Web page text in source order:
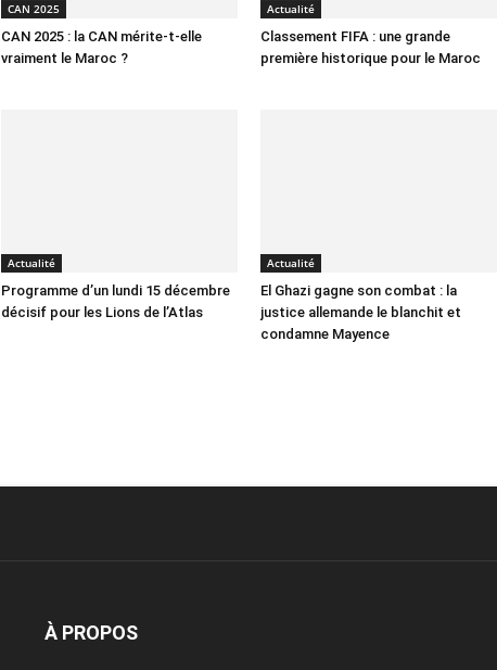
CAN 2025
CAN 2025 : la CAN mérite-t-elle
vraiment le Maroc ?
Actualité
Classement FIFA : une grande
première historique pour le Maroc
Actualité
Programme d’un lundi 15 décembre
décisif pour les Lions de l’Atlas
Actualité
El Ghazi gagne son combat : la
justice allemande le blanchit et
condamne Mayence
À PROPOS